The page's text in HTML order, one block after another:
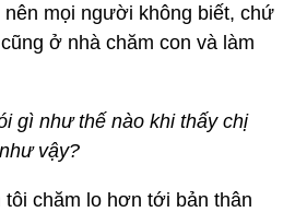
nên mọi người không biết, chứ
ở nhà chăm con và làm
gì như thế nào khi thấy chị
vậy?
tôi chăm lo hơn tới bản thân